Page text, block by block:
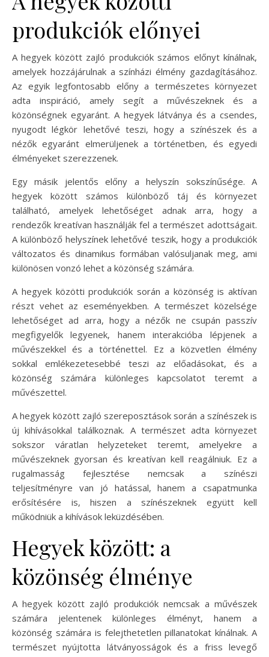
produkciók előnyei
A hegyek között zajló produkciók számos előnyt kínálnak,
amelyek hozzájárulnak a színházi élmény gazdagításához.
Az egyik legfontosabb előny a természetes környezet
adta inspiráció, amely segít a művészeknek és a
közönségnek egyaránt. A hegyek látványa és a csendes,
nyugodt légkör lehetővé teszi, hogy a színészek és a
nézők egyaránt elmerüljenek a történetben, és egyedi
élményeket szerezzenek.
Egy másik jelentős előny a helyszín sokszínűsége. A
hegyek között számos különböző táj és környezet
található, amelyek lehetőséget adnak arra, hogy a
rendezők kreatívan használják fel a természet adottságait.
A különböző helyszínek lehetővé teszik, hogy a produkciók
változatos és dinamikus formában valósuljanak meg, ami
különösen vonzó lehet a közönség számára.
A hegyek közötti produkciók során a közönség is aktívan
részt vehet az eseményekben. A természet közelsége
lehetőséget ad arra, hogy a nézők ne csupán passzív
megfigyelők legyenek, hanem interakcióba lépjenek a
művészekkel és a történettel. Ez a közvetlen élmény
sokkal emlékezetesebbé teszi az előadásokat, és a
közönség számára különleges kapcsolatot teremt a
művészettel.
A hegyek között zajló szereposztások során a színészek is
új kihívásokkal találkoznak. A természet adta környezet
sokszor váratlan helyzeteket teremt, amelyekre a
művészeknek gyorsan és kreatívan kell reagálniuk. Ez a
rugalmasság fejlesztése nemcsak a színészi
teljesítményre van jó hatással, hanem a csapatmunka
erősítésére is, hiszen a színészeknek együtt kell
működniük a kihívások leküzdésében.
Hegyek között: a
közönség élménye
A hegyek között zajló produkciók nemcsak a művészek
számára jelentenek különleges élményt, hanem a
közönség számára is felejthetetlen pillanatokat kínálnak. A
természet nyújtotta látványosságok és a friss levegő